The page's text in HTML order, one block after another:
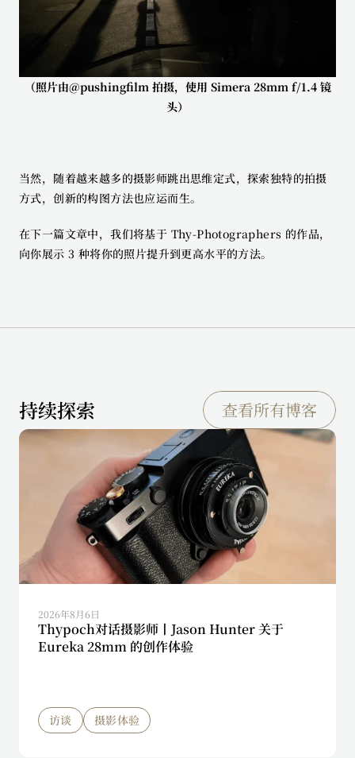
（照片由@pushingfilm 拍摄，使用 Simera 28mm f/1.4 镜
头）
当然，随着越来越多的摄影师跳出思维定式，探索独特的拍摄
方式，创新的构图方法也应运而生。
在下一篇文章中，我们将基于 Thy-Photographers 的作品，
向你展示 3 种将你的照片提升到更高水平的方法。
持续探索 查看所有博客
2026年8月6日
Thypoch对话摄影师丨Jason Hunter 关于
Eureka 28mm 的创作体验
访谈 摄影体验